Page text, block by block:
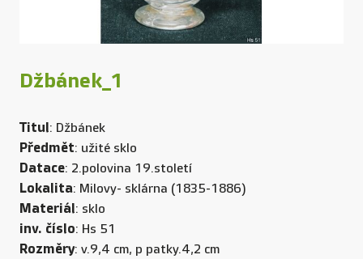
Džbánek_1
Titul: Džbánek
Předmět: užité sklo
Datace: 2.polovina 19.století
Lokalita: Milovy- sklárna (1835-1886)
Materiál: sklo
inv. číslo: Hs 51
Rozměry: v.9,4 cm, p patky.4,2 cm